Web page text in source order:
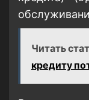
Читать
кредиту